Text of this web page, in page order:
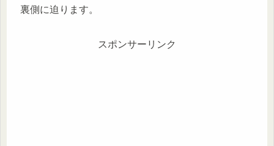
裏側に迫ります。
スポンサーリンク